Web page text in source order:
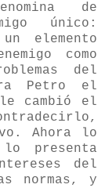
de
único:
elemento
como
del
Petro el
cambió el
Ahora lo
presenta
del
normas, y